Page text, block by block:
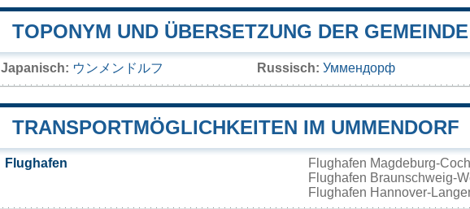
TOPONYM UND ÜBERSETZUNG DER
Japanisch: ウンメンドルフ Russisch: Уммендорф
TRANSPORTMÖGLICHKEITEN IM UMMENDORF
Flughafen
Flughafen Magdeburg-
Flughafen Braunschweig-
Flughafen Hannover-